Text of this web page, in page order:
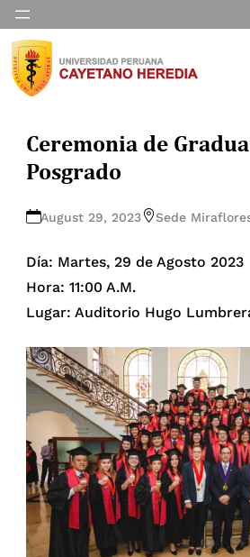
Ceremonia de
Posgrado
August 29, 2023 Sede
Día: Martes, 29 de Agosto 2023
Hora: 11:00 A.M.
Lugar: Auditorio Hugo